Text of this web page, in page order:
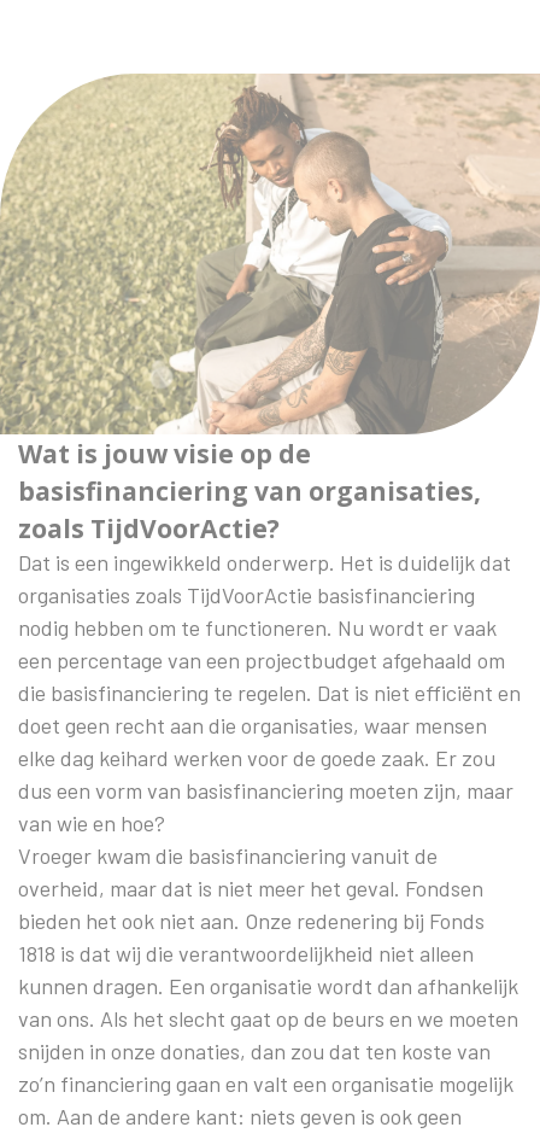
Wat is jouw visie op de
basisfinanciering van organisaties,
zoals TijdVoorActie?
Dat is een ingewikkeld onderwerp. Het is duidelijk dat
organisaties zoals TijdVoorActie basisfinanciering
nodig hebben om te functioneren. Nu wordt er vaak
een percentage van een projectbudget afgehaald om
die basisfinanciering te regelen. Dat is niet efficiënt en
doet geen recht aan die organisaties, waar mensen
elke dag keihard werken voor de goede zaak. Er zou
dus een vorm van basisfinanciering moeten zijn, maar
van wie en hoe?
Vroeger kwam die basisfinanciering vanuit de
overheid, maar dat is niet meer het geval. Fondsen
bieden het ook niet aan. Onze redenering bij Fonds
1818 is dat wij die verantwoordelijkheid niet alleen
kunnen dragen. Een organisatie wordt dan afhankelijk
van ons. Als het slecht gaat op de beurs en we moeten
snijden in onze donaties, dan zou dat ten koste van
zo’n financiering gaan en valt een organisatie mogelijk
om. Aan de andere kant: niets geven is ook geen